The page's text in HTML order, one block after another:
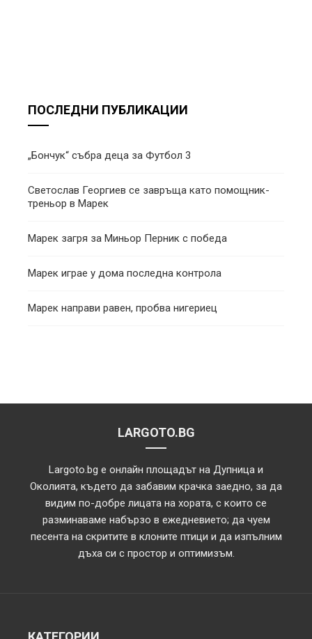
ПОСЛЕДНИ ПУБЛИКАЦИИ
„Бончук“ събра деца за Футбол 3
Светослав Георгиев се завръща като помощник-
треньор в Марек
Марек загря за Миньор Перник с победа
Марек играе у дома последна контрола
Марек направи равен, пробва нигериец
LARGOTO.BG
Largoto.bg е онлайн площадът на Дупница и
Околията, където да забавим крачка заедно, за да
видим по-добре лицата на хората, с които се
разминаваме набързо в ежедневието; да чуем
песента на скритите в клоните птици и да изпълним
дъха си с простор и оптимизъм.